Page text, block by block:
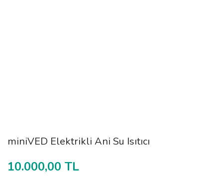
miniVED Elektrikli Ani Su Isıtıcı
10.000,00 TL